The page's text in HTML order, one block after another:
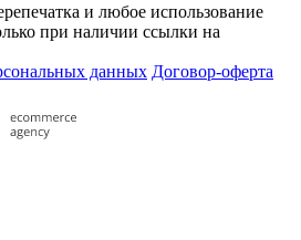
и любое использование
при наличии ссылки на
данных Договор-оферта